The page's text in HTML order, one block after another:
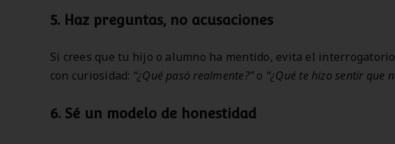
5. Haz preguntas, no acusaciones
Si crees que tu hijo o alumno ha mentido, evita el
con curiosidad: “¿Qué pasó realmente?”o “¿Qué te hizo sentir que
6. Sé un modelo de honestidad